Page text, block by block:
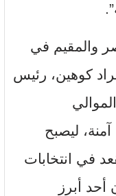
والمقيم في
كوهين، رئيس
ليصبح
في انتخابات
أحد أبرز